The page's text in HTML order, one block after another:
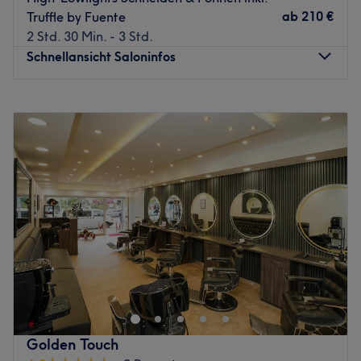
Extras: Der Salon ist super mit den öffentlichen
Verkehrsmitteln erreichbar.
Zurück zur Salonansicht
Truffle by Fuente
2 Std. 30 Min. - 3 Std.
ab 210 €
Schnellansicht Saloninfos
Dienstag
08:15 –
Mittwoch
08:15–
Donnerstag
08:15–18:15
Freitag
08:15
Samstag
Geschlossen
Sonntag
Geschlossen
Du sollst dich bei mir wohlfühlen, das möchte ich.
Deswegen ist es wichtig, dass du weißt, was dich bei mir
erwartet – und was nicht.
Bei mir bekommst du Ehrlichkeit, Kompetenz, reichlich
Erfahrung und einen entspannenden Rückzugsraum ohne
Golden Touch